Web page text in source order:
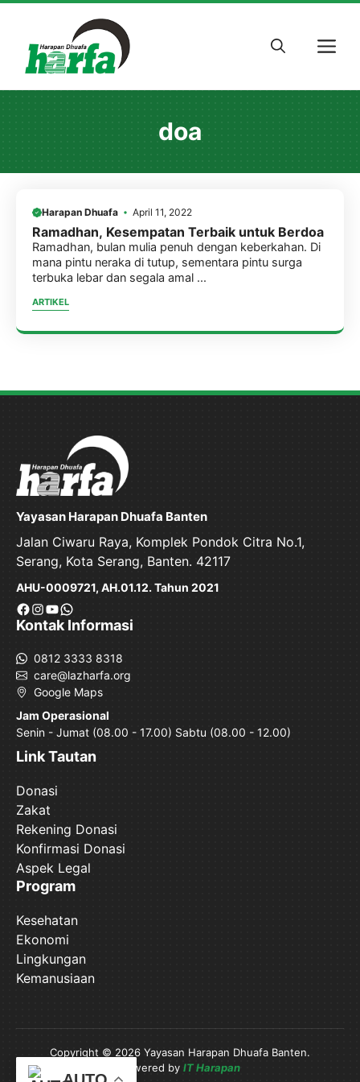
content
doa
Harapan Dhuafa April 11, 2022
Ramadhan, Kesempatan Terbaik untuk Berdoa
Ramadhan, bulan mulia penuh dengan keberkahan. Di
mana pintu neraka di tutup, sementara pintu surga
terbuka lebar dan segala amal ...
ARTIKEL
Yayasan Harapan Dhuafa Banten
Jalan Ciwaru Raya, Komplek Pondok Citra No.1,
Serang, Kota Serang, Banten. 42117
AHU-0009721, AH.01.12. Tahun 2021
Facebook
Instagram
YouTube
WhatsApp
Kontak Informasi
0812 3333 8318
care@lazharfa.org
Google Maps
Jam Operasional
Senin - Jumat (08.00 - 17.00) Sabtu (08.00 - 12.00)
Link Tautan
Donasi
Zakat
Rekening Donasi
Konfirmasi Donasi
Aspek Legal
Program
Kesehatan
Ekonomi
Lingkungan
Kemanusiaan
Copyright © 2026 Yayasan Harapan Dhuafa Banten.
Powered by IT Harapan